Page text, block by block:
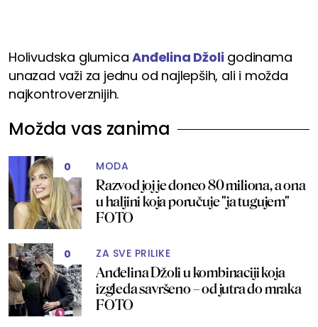
Holivudska glumicaAnđelina Džoligodinama
unazad važi za jednu od najlepših, ali i možda
najkontroverznijih.
Možda vas zanima
0 MODA
Razvod joj je doneo 80 miliona, a ona
u haljini koja poručuje "ja tugujem"
FOTO
0 ZA SVE PRILIKE
Anđelina Džoli u kombinaciji koja
izgleda savršeno – od jutra do mraka
FOTO